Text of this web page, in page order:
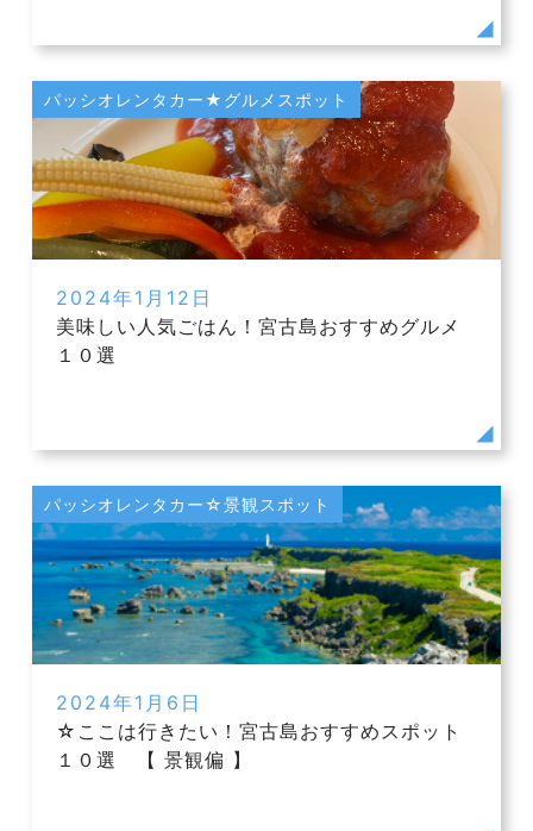
パッシオレンタカー★グルメスポット
2024年1月12日
美味しい人気ごはん！宮古島おすすめグルメ
１０選
パッシオレンタカー☆景観スポット
2024年1月6日
☆ここは行きたい！宮古島おすすめスポット
１０選 【 景観偏 】